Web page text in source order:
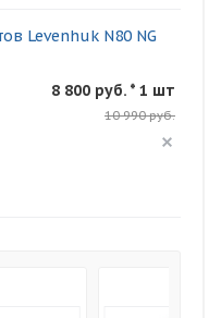
Levenhuk N80 NG
8 800 руб. * 1 шт
10 990 руб.